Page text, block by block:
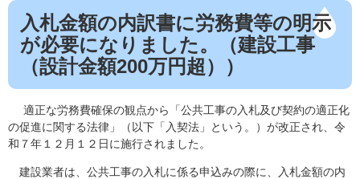
入札金額の内訳書に労務費等の明示
が必要になりました。（建設工事
（設計金額200万円超））
適正な労務費確保の観点から「公共工事の入札及び契約の適正化
の促進に関する法律」（以下「入契法」という。）が改正され、令
和７年１２月１２日に施行されました。
建設業者は、公共工事の入札に係る申込みの際に、入札金額の内